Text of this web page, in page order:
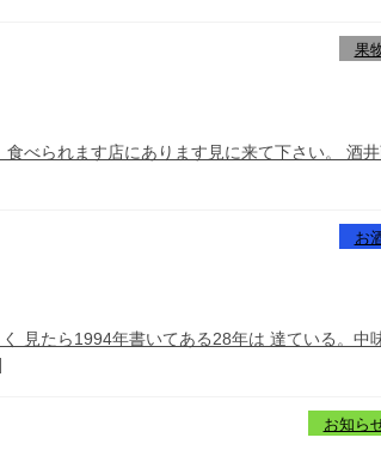
果
べられます店にあります見に来て下さい。 酒
お
見たら1994年書いてある28年は 達ている。中
お知ら